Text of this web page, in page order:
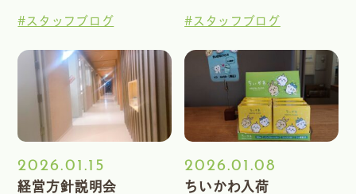
#スタッフブログ #スタッフブログ
2026.01.15
経営方針説明会
2026.01.08
ちいかわ入荷